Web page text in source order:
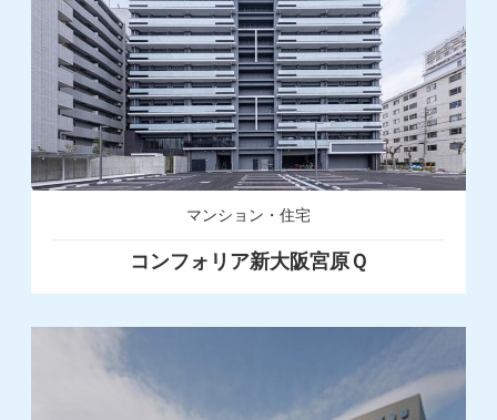
マンション・住宅
コンフォリア新大阪宮原Ｑ